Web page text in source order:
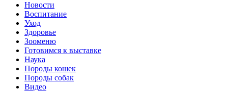
Новости
Воспитание
Уход
Здоровье
Зооменю
Готовимся к выставке
Наука
Породы кошек
Породы собак
Видео